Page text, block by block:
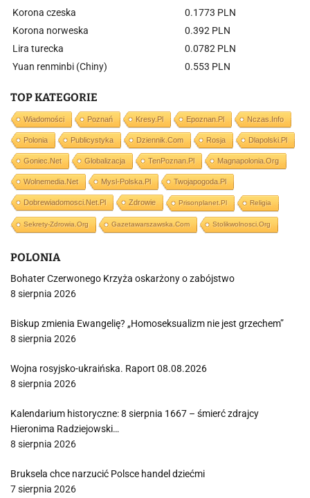
Korona czeska
0.1773 PLN
Korona norweska
0.392 PLN
Lira turecka
0.0782 PLN
Yuan renminbi (Chiny)
0.553 PLN
TOP KATEGORIE
Wiadomości Poznań Kresy.pl Epoznan.pl Nczas.info
Polonia Publicystyka Dziennik.com Rosja Dlapolski.pl
Goniec.net Globalizacja TenPoznan.pl Magnapolonia.org
Wolnemedia.net Mysl-Polska.pl Twojapogoda.pl
Dobrewiadomosci.net.pl Zdrowie Prisonplanet.pl Religia
Sekrety-Zdrowia.org Gazetawarszawska.com Stolikwolnosci.org
POLONIA
Bohater Czerwonego Krzyża oskarżony o zabójstwo
8 sierpnia 2026
Biskup zmienia Ewangelię? „Homoseksualizm nie jest grzechem”
8 sierpnia 2026
Wojna rosyjsko-ukraińska. Raport 08.08.2026
8 sierpnia 2026
Kalendarium historyczne: 8 sierpnia 1667 – śmierć zdrajcy
Hieronima Radziejowski…
8 sierpnia 2026
Bruksela chce narzucić Polsce handel dziećmi
7 sierpnia 2026